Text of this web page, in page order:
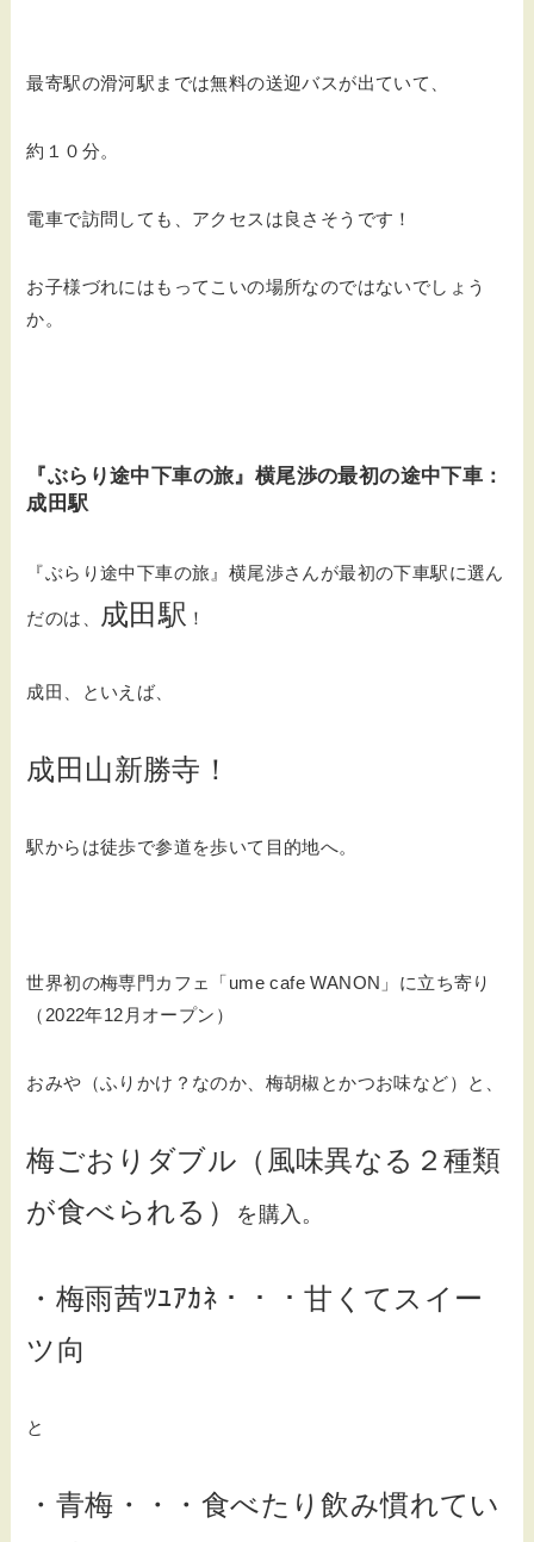
最寄駅の滑河駅までは無料の送迎バスが出ていて、
約１０分。
電車で訪問しても、アクセスは良さそうです！
お子様づれにはもってこいの場所なのではないでしょう
か。
『ぶらり途中下車の旅』横尾渉の最初の途中下車：
成田駅
『ぶらり途中下車の旅』横尾渉さんが最初の下車駅に選ん
だのは、 成田駅 ！
成田、といえば、
成田山新勝寺！
駅からは徒歩で参道を歩いて目的地へ。
世界初の梅専門カフェ「ume cafe WANON」に立ち寄り
（2022年12月オープン）
おみや（ふりかけ？なのか、梅胡椒とかつお味など）と、
梅ごおりダブル（風味異なる２種類
が食べられる）
を購入。
・梅雨茜ﾂﾕｱｶﾈ・・・甘くてスイー
ツ向
と
・青梅・・・食べたり飲み慣れてい